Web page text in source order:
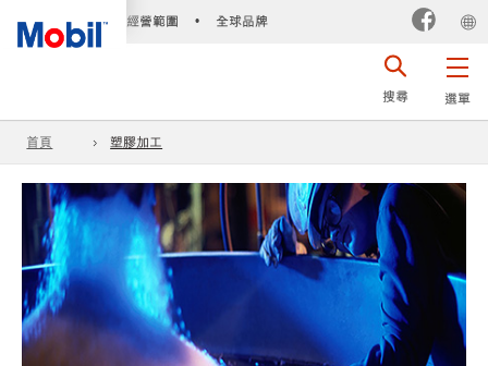
經營範圍 • 全球品牌
選單
搜尋
首頁 塑膠加工